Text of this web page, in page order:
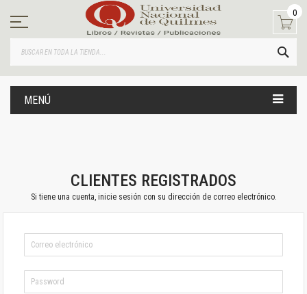
contenido
0
MENÚ
CLIENTES REGISTRADOS
Si tiene una cuenta, inicie sesión con su dirección de correo electrónico.